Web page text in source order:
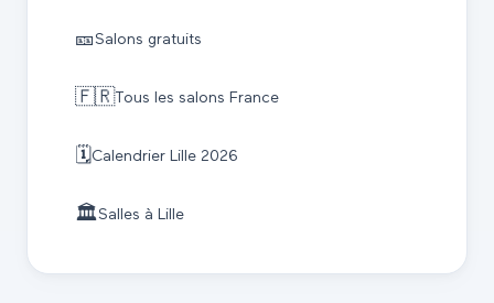
🎫Salons gratuits
🇫🇷Tous les salons France
🗓️Calendrier Lille 2026
🏛️Salles à Lille